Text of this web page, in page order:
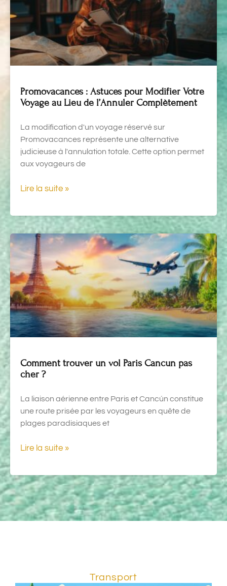
Promovacances : Astuces pour Modifier Votre
Voyage au Lieu de l’Annuler Complètement
La modification d'un voyage réservé sur
Promovacances représente une alternative
judicieuse à l'annulation totale. Cette option permet
aux voyageurs de
Lire la suite »
Comment trouver un vol Paris Cancun pas
cher ?
La liaison aérienne entre Paris et Cancún constitue
une route prisée par les voyageurs en quête de
plages paradisiaques et
Lire la suite »
Transport